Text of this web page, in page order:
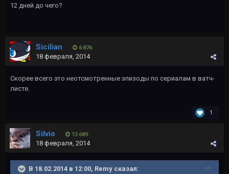
12 дней до чего?
Sicilian 6 876
18 февраля, 2014
Скорее всего это неотсмотренные эпизоды по сериалам в ватч-
листе.
1
Silvio 13 689
18 февраля, 2014
В 18.02.2014 в 12:00, Rеmy сказал: